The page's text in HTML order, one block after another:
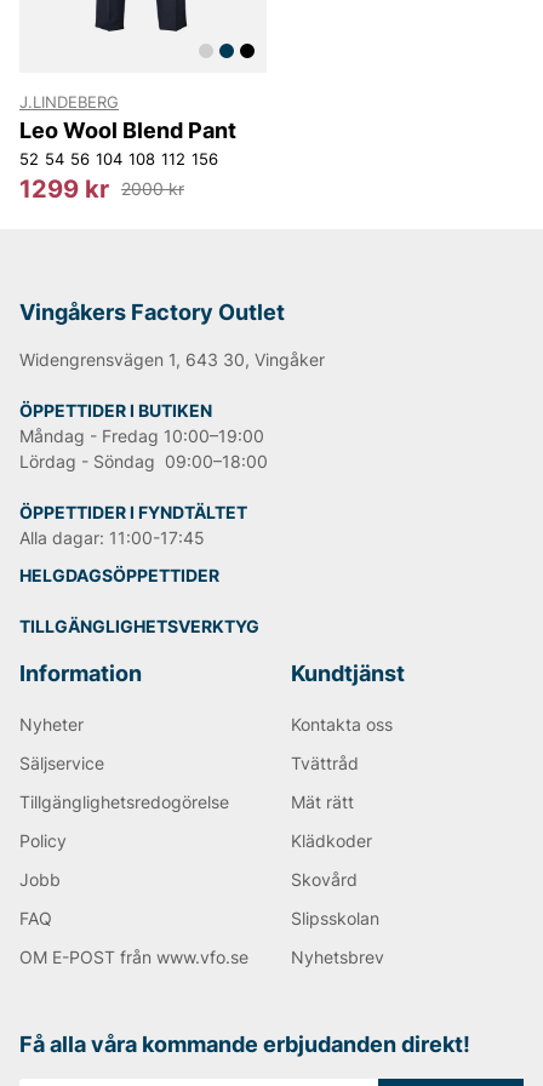
förpackningar och material i sina butiker. I butiker och
showrooms använder de sig uteslutande av
även sina leverantörer att minska sin
energikonsumtion i den mån det är möjligt, genom att
byta till förnyelsebara energikällor samt se över
förbrukningen av vatten, att hushålla med resurser och
minska sitt avfall.
Outlet AB!
Andra populära varumärken:
LEE
NN07
Tiger of Sweden
Replay
J.LINDEBERG
Leo Wool Blend Pant
52 54 56 104 108 112 156
1299 kr 2000 kr
Vingåkers Factory Outlet
Widengrensvägen 1, 643 30, Vingåker
ÖPPETTIDER I BUTIKEN
Måndag - Fredag 10:00–19:00
Lördag - Söndag 09:00–18:00
ÖPPETTIDER I FYNDTÄLTET
Alla dagar: 11:00-17:45
HELGDAGSÖPPETTIDER
TILLGÄNGLIGHETSVERKTYG
Information
Nyheter
Säljservice
Tillgänglighetsredogörelse
Policy
Jobb
FAQ
OM E-POST från www.vfo.se
Kundtjänst
Kontakta oss
Tvättråd
Mät rätt
Klädkoder
Skovård
Slipsskolan
Nyhetsbrev
Få alla våra kommande erbjudanden direkt!